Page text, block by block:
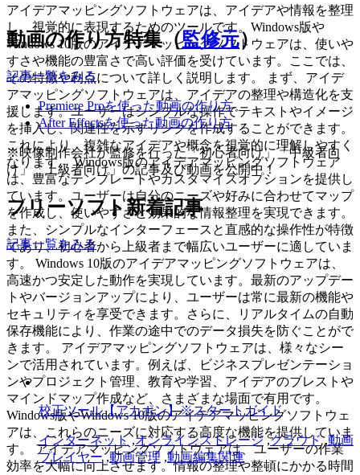
アイデアマッピングソフトウェアは、アイデアや情報を整理
し、視覚的に表現するためのツールです。Windows版や
Windows 10版のアイデアマッピングソフトウェアは、使いや
すさや機能の豊富さで高い評価を受けています。ここでは、
その特徴や利点について詳しく説明します。 まず、アイデ
アマッピングソフトウェアは、アイデアの整理や構造化を支
援します。ユーザーはシンプルな操作でテキストやイメージ
を挿入し、関連性を示すリンクを作成することができます。
これにより、複雑なアイデアや概念を視覚的に理解しやすく
なります。 Windows版のアイデアマッピングソフトウェア
は、豊富なテンプレートやカスタマイズオプションを提供し
ています。ユーザーは自分のニーズや好みに合わせてマップ
を作成し、使いやすさと効果的な情報整理を実現できます。
また、シンプルなインターフェースと直感的な操作性が特徴
であり、初心者から上級者まで幅広いユーザーに適していま
す。 Windows 10版のアイデアマッピングソフトウェアは、
高速かつ安定した動作を実現しています。最新のアップデー
トやバージョンアップにより、ユーザーは常に最新の機能や
セキュリティを享受できます。さらに、リアルタイムの自動
保存機能により、作業の途中でのデータ損失を防ぐことがで
きます。 アイデアマッピングソフトウェアは、様々なシー
ンで活用されています。例えば、ビジネスプレゼンテーショ
ンやプロジェクト管理、教育や学習、アイデアのブレストや
マインドマップ作成など、さまざまな場面で有用です。
Windows版やWindows 10版のアイデアマッピングソフトウェ
アは、これらのニーズに対応する高度な機能を提供していま
す。 アイデアマッピングソフトウェアは、ユーザーの作業
効率を大幅に向上させます。情報の整理や整頓にかかる時間
動画の作り方特集（監修元）
記事一覧をみる
Premiere Proを使った動画の作り方
After Effectsを使った動画の作り方
※映像制作会社が監修を行った「初心者向け」「中級者向
け」「上級者向け」の記事及び動画を公開中！
フリーソフト新着記事
記事一覧をみる
校正ツール【アカポン】※スタートガイド
インターネット ,オンラインストレージ ,クラウド,動画
プレイヤー,動画管理 ,動画編集関連